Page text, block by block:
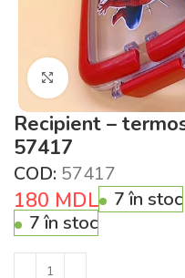
Click pentru a
Recipient –
57417
COD: 57417
180 MDL
7 în stoc
7 în stoc